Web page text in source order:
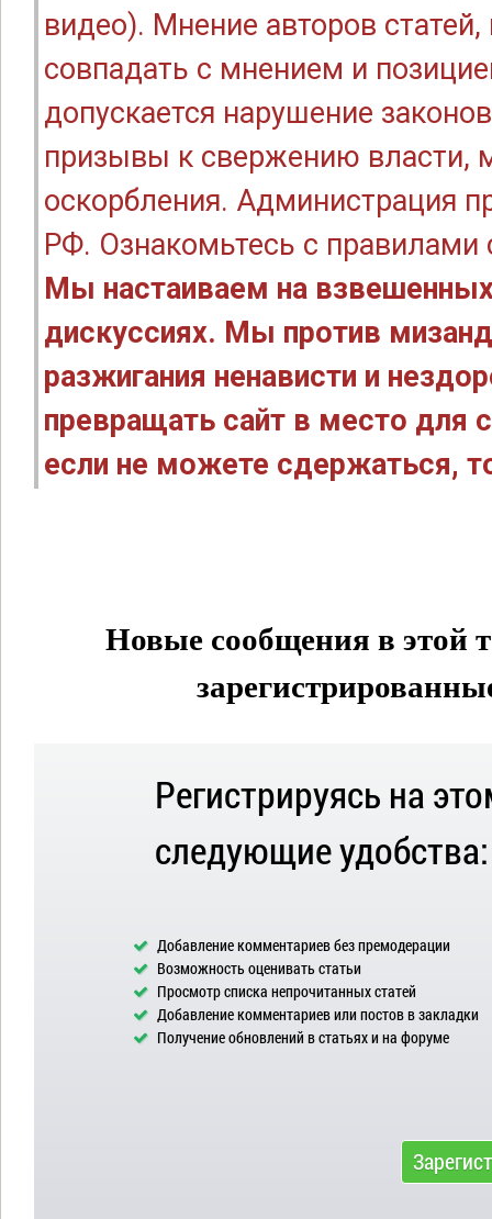
видео). Мнение авторов
совпадать с мнением и
допускается нарушение
призывы к свержению власти,
оскорбления. Администрация
РФ. Ознакомьтесь с правилами
Мы настаиваем на
дискуссиях. Мы против
разжигания ненависти и
превращать сайт в место для
если не можете сдержаться,
Новые сообщения в этой
Регистрируясь на
следующие удобства:
Добавление комментариев без премодерации
Возможность оценивать статьи
Просмотр списка непрочитанных статей
Добавление комментариев или постов в закладки
Получение обновлений в статьях и на форуме